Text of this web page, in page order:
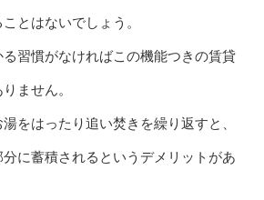
とはないでしょう。
習慣がなければこの機能つきの賃貸
ません。
をはったり追い焚きを繰り返すと、
に蓄積されるというデメリットがあ